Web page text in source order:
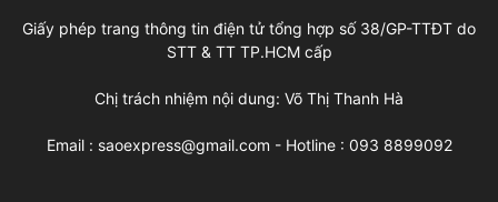
Giấy phép trang thông tin điện tử tổng hợp số 38/GP-TTĐT do
STT & TT TP.HCM cấp
Chị trách nhiệm nội dung: Võ Thị Thanh Hà
Email : saoexpress@gmail.com - Hotline : 093 8899092